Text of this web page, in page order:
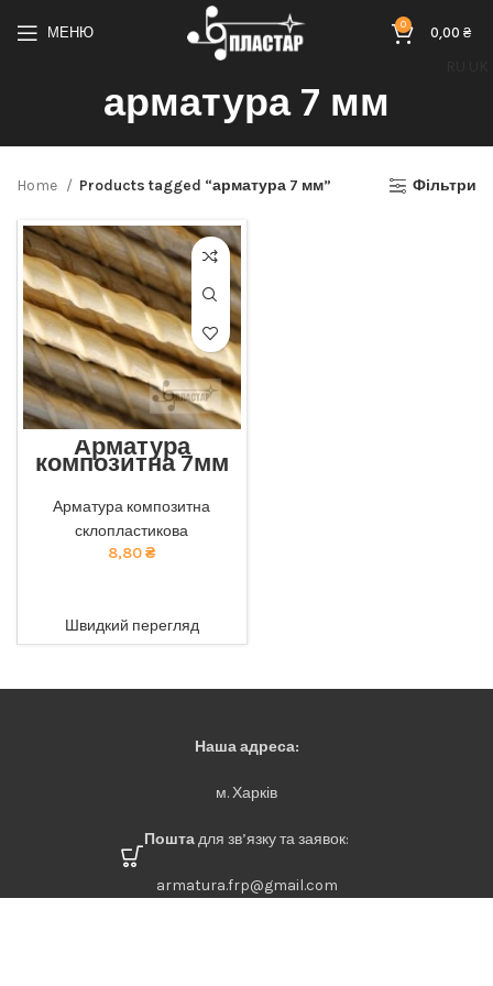
МЕНЮ 0 0,00₴
арматура 7 мм
Home Products tagged “арматура 7 мм” Фільтри
Арматура
композитна 7мм
довговічність: наша
композитна арматура
забезпечує найкращу якість
за доступною ціною. тел
Арматура композитна
склопластикова
8,80₴
Швидкий перегляд
Наша адреса:
м. Харків
Поштадля зв’язку та заявок:
armatura.frp@gmail.com